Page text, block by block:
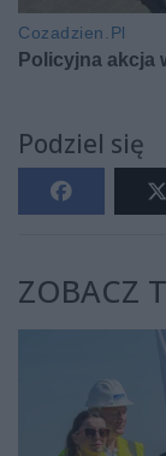
Podziel się
ZOBACZ